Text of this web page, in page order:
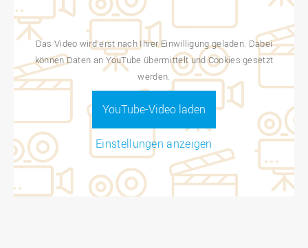
Das Video wird erst nach Ihrer Einwilligung geladen. Dabei
können Daten an YouTube übermittelt und Cookies gesetzt
werden.
YouTube-Video laden
Einstellungen anzeigen